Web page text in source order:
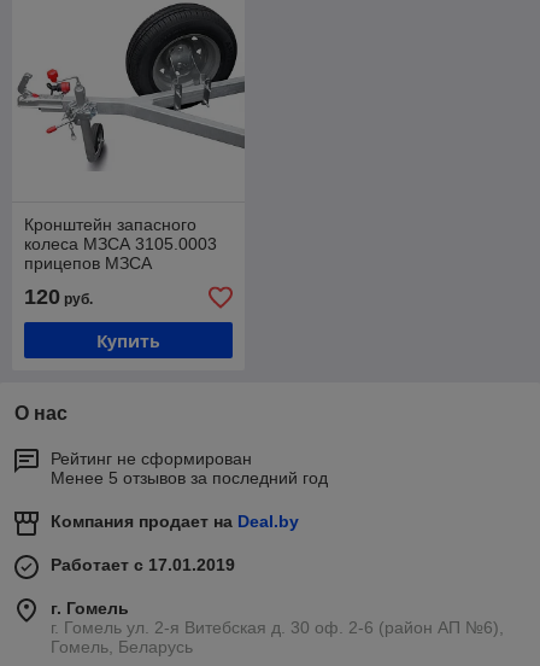
Кронштейн запасного
колеса МЗСА 3105.0003
прицепов МЗСА
120 руб.
Купить
О нас
Рейтинг не сформирован
Менее 5 отзывов за последний год
Компания продает на Deal.by
Работает с 17.01.2019
г. Гомель
г. Гомель ул. 2-я Витебская д. 30 оф. 2-6 (район АП №6),
Гомель, Беларусь